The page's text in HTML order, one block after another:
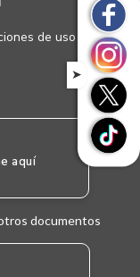
de uso
aquí
documentos
➤